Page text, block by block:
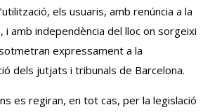
els usuaris, amb renúncia a la
i amb independència del lloc on sorgeixi
expressament a la
dels jutjats i tribunals de Barcelona.
es regiran, en tot cas, per la legislació